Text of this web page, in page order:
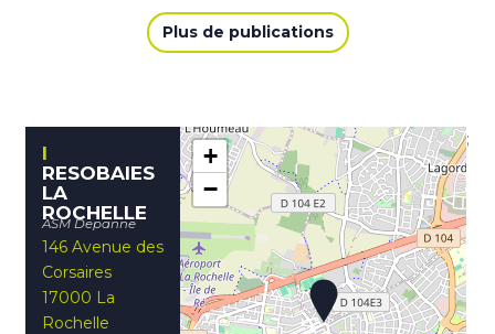
Plus de publications
RESOBAIES
LA
ROCHELLE
ASM Depanne
146 Avenue des
Corsaires
17000 La
Rochelle
+
−
;